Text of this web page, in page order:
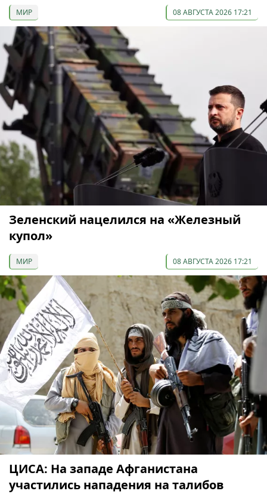
МИР 08 АВГУСТА 2026 17:21
Зеленский нацелился на «Железный
купол»
МИР 08 АВГУСТА 2026 17:21
ЦИСА: На западе Афганистана
участились нападения на талибов